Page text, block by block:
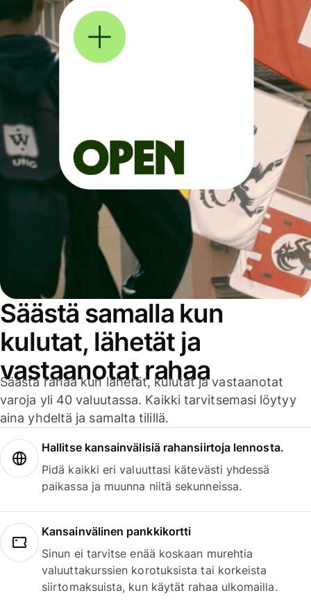
Säästä samalla kun
kulutat, lähetät ja
vastaanotat rahaa
Säästä rahaa kun lähetät, kulutat ja vastaanotat
varoja yli 40 valuutassa. Kaikki tarvitsemasi löytyy
aina yhdeltä ja samalta tilillä.
Hallitse kansainvälisiä rahansiirtoja lennosta.
Pidä kaikki eri valuuttasi kätevästi yhdessä
paikassa ja muunna niitä sekunneissa.
Kansainvälinen pankkikortti
Sinun ei tarvitse enää koskaan murehtia
valuuttakurssien korotuksista tai korkeista
siirtomaksuista, kun käytät rahaa ulkomailla.